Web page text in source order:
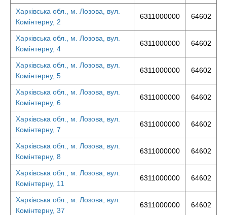
Харківська обл., м. Лозова, вул.
Комінтерну, 2
6311000000 64602
Харківська обл., м. Лозова, вул.
Комінтерну, 4
6311000000 64602
Харківська обл., м. Лозова, вул.
Комінтерну, 5
6311000000 64602
Харківська обл., м. Лозова, вул.
Комінтерну, 6
6311000000 64602
Харківська обл., м. Лозова, вул.
Комінтерну, 7
6311000000 64602
Харківська обл., м. Лозова, вул.
Комінтерну, 8
6311000000 64602
Харківська обл., м. Лозова, вул.
Комінтерну, 11
6311000000 64602
Харківська обл., м. Лозова, вул.
Комінтерну, 37
6311000000 64602